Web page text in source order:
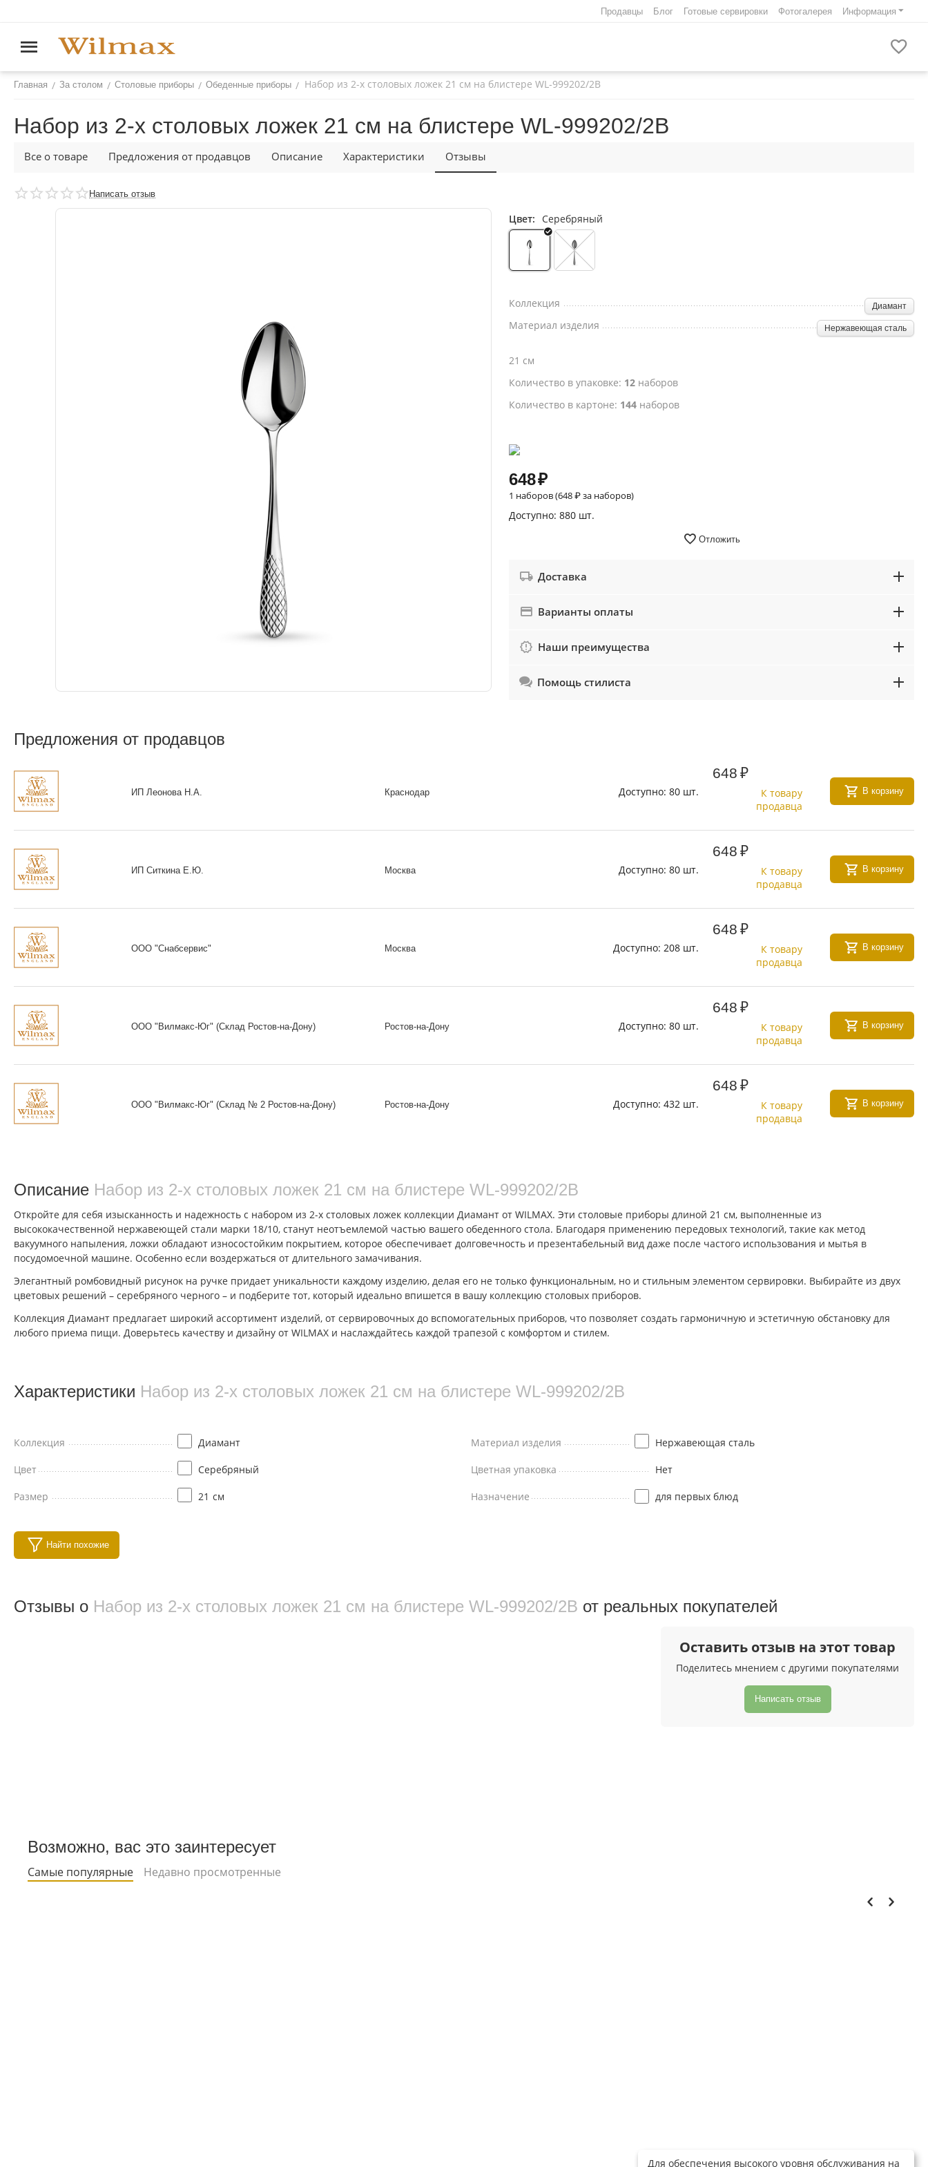
Продавцы Блог Готовые сервировки Фотогалерея Информация
Главная / За столом / Столовые приборы / Обеденные приборы / Набор из 2-х столовых ложек 21 см на блистере WL‑999202/2B
Набор из 2-х столовых ложек 21 см на блистере WL‑999202/2B
Все о товаре Предложения от продавцов Описание Характеристики Отзывы
Написать отзыв
Цвет: Серебряный
Коллекция Диамант
Материал изделия Нержавеющая сталь
21 см
Количество в упаковке: 12 наборов
Количество в картоне: 144 наборов
648₽
1 наборов (648₽за наборов)
Доступно: 880 шт.
Отложить
Доставка
Варианты оплаты
Наши преимущества
Помощь стилиста
Предложения от продавцов
ИП Леонова Н.А. Краснодар Доступно: 80 шт.
648 ₽
К товару
продавца
В корзину
ИП Ситкина Е.Ю. Москва Доступно: 80 шт.
648 ₽
К товару
продавца
В корзину
ООО "Снабсервис" Москва Доступно: 208 шт.
648 ₽
К товару
продавца
В корзину
ООО "Вилмакс-Юг" (Склад Ростов-на-Дону) Ростов-на-Дону Доступно: 80 шт.
648 ₽
К товару
продавца
В корзину
ООО "Вилмакс-Юг" (Склад № 2 Ростов-на-Дону) Ростов-на-Дону Доступно: 432 шт.
648 ₽
К товару
продавца
В корзину
Описание Набор из 2-х столовых ложек 21 см на блистере WL‑999202/2B
Откройте для себя изысканность и надежность с набором из 2-х столовых ложек коллекции Диамант от WILMAX. Эти столовые приборы длиной 21 см, выполненные из
высококачественной нержавеющей стали марки 18/10, станут неотъемлемой частью вашего обеденного стола. Благодаря применению передовых технологий, такие как метод
вакуумного напыления, ложки обладают износостойким покрытием, которое обеспечивает долговечность и презентабельный вид даже после частого использования и мытья в
посудомоечной машине. Особенно если воздержаться от длительного замачивания.
Элегантный ромбовидный рисунок на ручке придает уникальности каждому изделию, делая его не только функциональным, но и стильным элементом сервировки. Выбирайте из двух
цветовых решений – серебряного черного – и подберите тот, который идеально впишется в вашу коллекцию столовых приборов.
Коллекция Диамант предлагает широкий ассортимент изделий, от сервировочных до вспомогательных приборов, что позволяет создать гармоничную и эстетичную обстановку для
любого приема пищи. Доверьтесь качеству и дизайну от WILMAX и наслаждайтесь каждой трапезой с комфортом и стилем.
Характеристики Набор из 2-х столовых ложек 21 см на блистере WL‑999202/2B
Коллекция Диамант
Цвет Серебряный
Размер 21 см
Материал изделия Нержавеющая сталь
Цветная упаковка Нет
Назначение для первых блюд
Найти похожие
Отзывы о Набор из 2-х столовых ложек 21 см на блистере WL‑999202/2B от реальных покупателeй
Оставить отзыв на этот товар
Поделитесь мнением с другими покупателями
Написать отзыв
Возможно, вас это заинтересует
Самые популярные Недавно просмотренные
Для обеспечения высокого уровня обслуживания на